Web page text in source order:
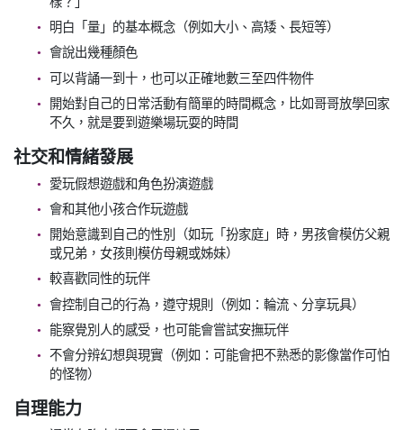
明白「量」的基本概念（例如大小、高矮、長短等）
會說出幾種顏色
可以背誦一到十，也可以正確地數三至四件物件
開始對自己的日常活動有簡單的時間概念，比如哥哥放學回家
不久，就是要到遊樂場玩耍的時間
社交和情緒發展
愛玩假想遊戲和角色扮演遊戲
會和其他小孩合作玩遊戲
開始意識到自己的性別（如玩「扮家庭」時，男孩會模仿父親
或兄弟，女孩則模仿母親或姊妹）
較喜歡同性的玩伴
會控制自己的行為，遵守規則（例如：輪流、分享玩具）
能察覺別人的感受，也可能會嘗試安撫玩伴
不會分辨幻想與現實（例如：可能會把不熟悉的影像當作可怕
的怪物）
自理能力